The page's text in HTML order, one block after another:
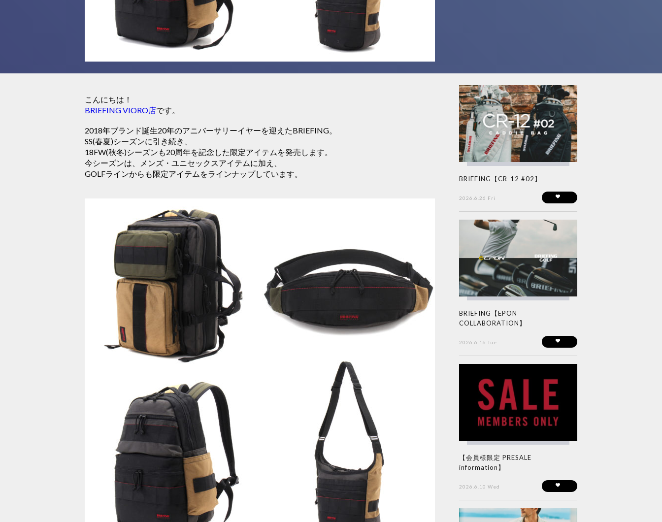
こんにちは！
BRIEFING VIORO店です。
2018年ブランド誕生20年のアニバーサリーイヤーを迎えたBRIEFING。
SS(春夏)シーズンに引き続き、
18FW(秋冬)シーズンも20周年を記念した限定アイテムを発売します。
今シーズンは、メンズ・ユニセックスアイテムに加え、
GOLFラインからも限定アイテムをラインナップしています。
BRIEFING【CR-12 #02】
2026.6.26 Fri
BRIEFING【EPON
COLLABORATION】
2026.6.16 Tue
【会員様限定 PRESALE
information】
2026.6.10 Wed